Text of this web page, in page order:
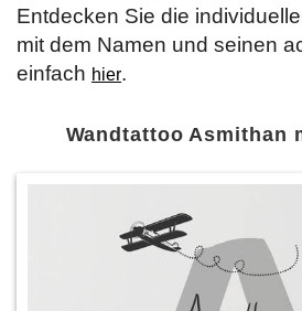
Entdecken Sie die
mit dem Namen und seinen
einfach hier.
Wandtattoo Asmithan